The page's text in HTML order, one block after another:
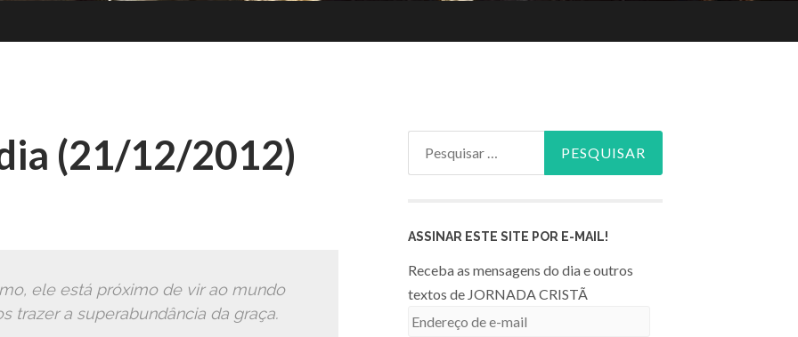
Romana
(21/12/2012)
ele está próximo de vir ao mundo
trazer a superabundância da graça.
ASSINAR ESTE SITE POR E-MAIL!
Receba as mensagens do dia e outros
textos de JORNADA CRISTÃ
Endereço